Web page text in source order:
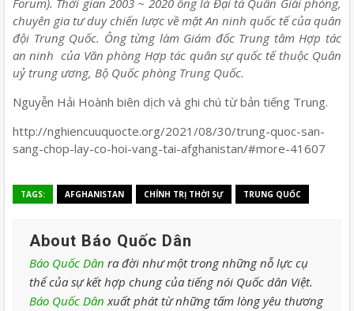
Forum). Thời gian 2003 ~ 2020 ông là Đại tá Quân Giải phóng,
chuyên gia tư duy chiến lược về mặt An ninh quốc tế của quân
đội Trung Quốc. Ông từng làm Giám đốc Trung tâm Hợp tác
an ninh của Văn phòng Hợp tác quân sự quốc tế thuộc Quân
uỷ trung ương, Bộ Quốc phòng Trung Quốc.
Nguyễn Hải Hoành biên dịch và ghi chú từ bản tiếng Trung.
http://nghiencuuquocte.org/2021/08/30/trung-quoc-san-
sang-chop-lay-co-hoi-vang-tai-afghanistan/#more-41607
TAGS: AFGHANISTAN CHÍNH TRỊ THỜI SỰ TRUNG QUỐC
About Báo Quốc Dân
Báo Quốc Dân ra đời như một trong những nỗ lực cụ
thể của sự kết hợp chung của tiếng nói Quốc dân Việt.
Báo Quốc Dân xuất phát từ những tấm lòng yêu thương